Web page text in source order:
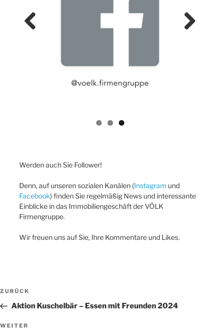
Werden auch Sie Follower!
Denn, auf unseren sozialen Kanälen (Instagram und
Facebook) finden Sie regelmäßig News und interessante
Einblicke in das Immobiliengeschäft der VÖLK
Firmengruppe.
Wir freuen uns auf Sie, Ihre Kommentare und Likes.
Beitragsnavigation
Vorheriger
Beitrag
ZURÜCK
Aktion Kuschelbär – Essen mit Freunden 2024
Nächster
WEITER